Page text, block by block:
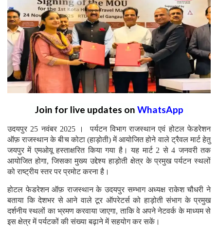
Join for live updates on WhatsApp
उदयपुर 25 नवंबर 2025 । पर्यटन विभाग राजस्थान एवं होटल फेडरेशन
ऑफ़ राजस्थान के बीच कोटा (हाड़ोती) में आयोजित होने वाले ट्रैवल मार्ट हेतु
जयपुर में एमओयू हस्ताक्षरित किया गया है। यह मार्ट 2 से 4 जनवरी तक
आयोजित होगा, जिसका मुख्य उद्देश्य हाड़ोती क्षेत्र के प्रमुख पर्यटन स्थलों
को राष्ट्रीय स्तर पर प्रमोट करना है।
होटल फेडरेशन ऑफ़ राजस्थान के उदयपुर सम्भाग अध्यक्ष राकेश चौधरी ने
बताया कि देशभर से आने वाले टूर ऑपरेटर्स को हाड़ोती संभाग के प्रमुख
दर्शनीय स्थलों का भ्रमण करवाया जाएगा, ताकि वे अपने नेटवर्क के माध्यम से
इस क्षेत्र में पर्यटकों की संख्या बढ़ाने में सहयोग कर सकें।